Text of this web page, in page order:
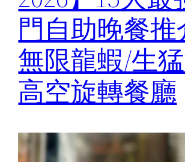
門自助晚餐推
無限龍蝦/生
高空旋轉餐廳